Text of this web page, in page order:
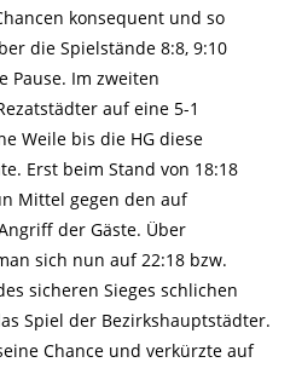
konsequent und so
die Spielstände 8:8, 9:10
Pause. Im zweiten
auf eine 5-1
Weile bis die HG diese
Erst beim Stand von 18:18
Mittel gegen den auf
der Gäste. Über
sich nun auf 22:18 bzw.
sicheren Sieges schlichen
Spiel der Bezirkshauptstädter.
Chance und verkürzte auf